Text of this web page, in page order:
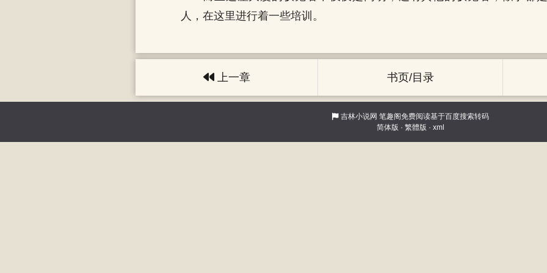
人，在这里进行着一些培训。
上一章 书页/目录
吉林小说网 笔趣阁免费阅读基于百度搜索转码
简体版 · 繁體版 · xml